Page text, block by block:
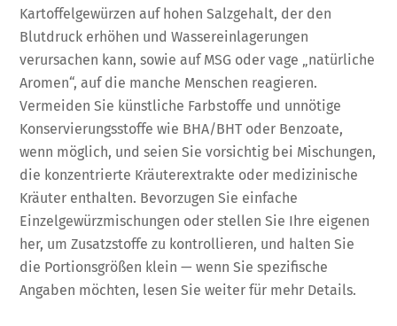
Kartoffelgewürzen auf hohen Salzgehalt, der den
Blutdruck erhöhen und Wassereinlagerungen
verursachen kann, sowie auf MSG oder vage „natürliche
Aromen“, auf die manche Menschen reagieren.
Vermeiden Sie künstliche Farbstoffe und unnötige
Konservierungsstoffe wie BHA/BHT oder Benzoate,
wenn möglich, und seien Sie vorsichtig bei Mischungen,
die konzentrierte Kräuterextrakte oder medizinische
Kräuter enthalten. Bevorzugen Sie einfache
Einzelgewürzmischungen oder stellen Sie Ihre eigenen
her, um Zusatzstoffe zu kontrollieren, und halten Sie
die Portionsgrößen klein — wenn Sie spezifische
Angaben möchten, lesen Sie weiter für mehr Details.